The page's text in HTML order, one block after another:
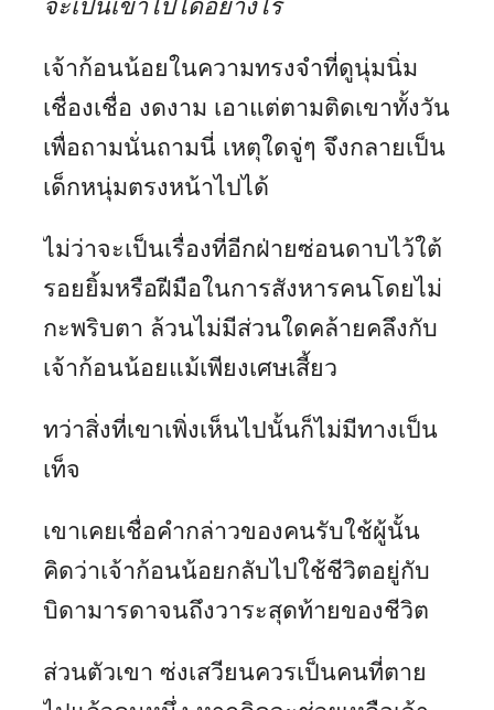
จะเป็นเขาไปได้อย่างไร
เจ้าก้อนน้อยในความทรงจำที่ดูนุ่มนิ่ม
เชื่องเชื่อ งดงาม เอาแต่ตามติดเขาทั้งวัน
เพื่อถามนั่นถามนี่ เหตุใดจู่ๆ จึงกลายเป็น
เด็กหนุ่มตรงหน้าไปได้
ไม่ว่าจะเป็นเรื่องที่อีกฝ่ายซ่อนดาบไว้ใต้
รอยยิ้มหรือฝีมือในการสังหารคนโดยไม่
กะพริบตา ล้วนไม่มีส่วนใดคล้ายคลึงกับ
เจ้าก้อนน้อยแม้เพียงเศษเสี้ยว
ทว่าสิ่งที่เขาเพิ่งเห็นไปนั้นก็ไม่มีทางเป็น
เท็จ
เขาเคยเชื่อคำกล่าวของคนรับใช้ผู้นั้น
คิดว่าเจ้าก้อนน้อยกลับไปใช้ชีวิตอยู่กับ
บิดามารดาจนถึงวาระสุดท้ายของชีวิต
ส่วนตัวเขา ซ่งเสวียนควรเป็นคนที่ตาย